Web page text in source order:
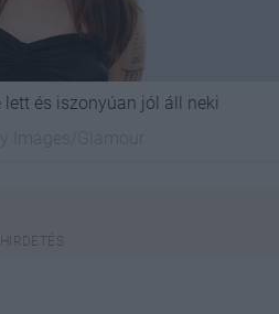
és iszonyúan jól áll neki